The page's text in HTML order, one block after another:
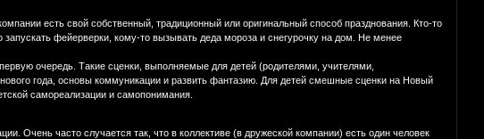
есть свой собственный, традиционный или оригинальный способ празднования. Кто-то
фейерверки, кому-то вызывать деда мороза и снегурочку на дом. Не менее
очередь. Такие сценки, выполняемые для детей (родителями, учителями,
года, основы коммуникации и развить фантазию. Для детей смешные сценки на Новый
самореализации и самопонимания.
Очень часто случается так, что в коллективе (в дружеской компании) есть один человек